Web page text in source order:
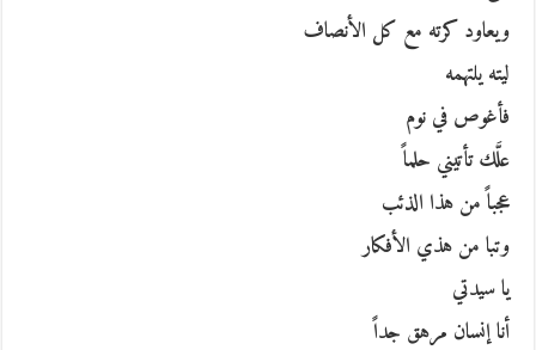
ويعاود كرته مع كل الأنصاف
ليته يلتهمه
فأغوص في نوم
علَّك تأتيني حلماً
عجباً من هذا الذئب
وتبا من هذي الأفكار
يا سيدتي
أنا إنسان مرهق جداً